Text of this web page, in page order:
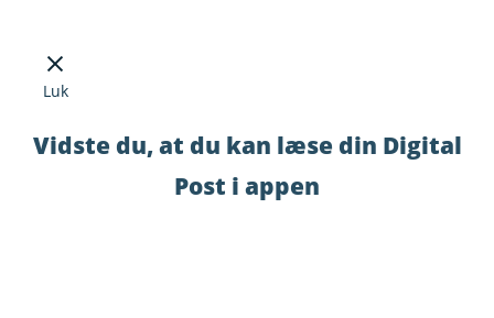
Luk
Vidste du, at du kan læse din Digital
Post i appen